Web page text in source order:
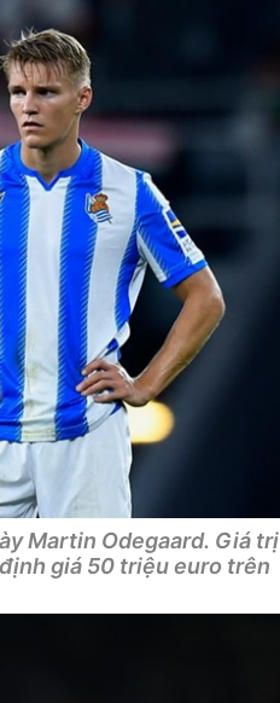
Martin Odegaard. Giá trị
giá 50 triệu euro trên